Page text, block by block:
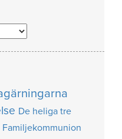
De heliga tre
Familjekommunion